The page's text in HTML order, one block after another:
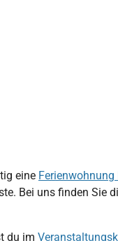
eine Ferienwohnung
Bei uns finden Sie
du im